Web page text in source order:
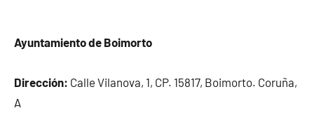
Ayuntamiento de Boimorto
Dirección: Calle Vilanova, 1, CP. 15817, Boimorto. Coruña,
A